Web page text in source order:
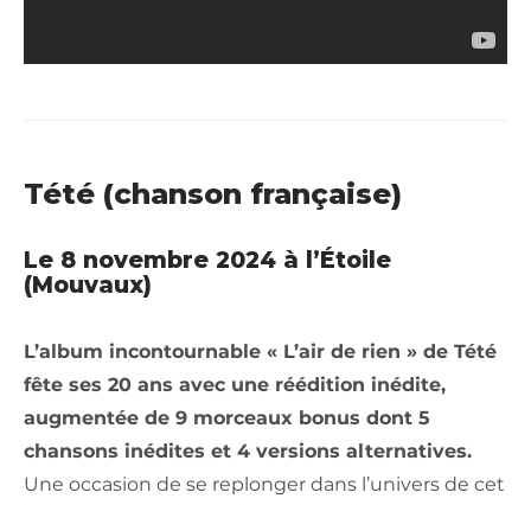
Tété (chanson française)
Le 8 novembre 2024 à l’Étoile
(Mouvaux)
L’album incontournable « L’air de rien » de Tété
fête ses 20 ans avec une réédition inédite,
augmentée de 9 morceaux bonus dont 5
chansons inédites et 4 versions alternatives.
Une occasion de se replonger dans l’univers de cet